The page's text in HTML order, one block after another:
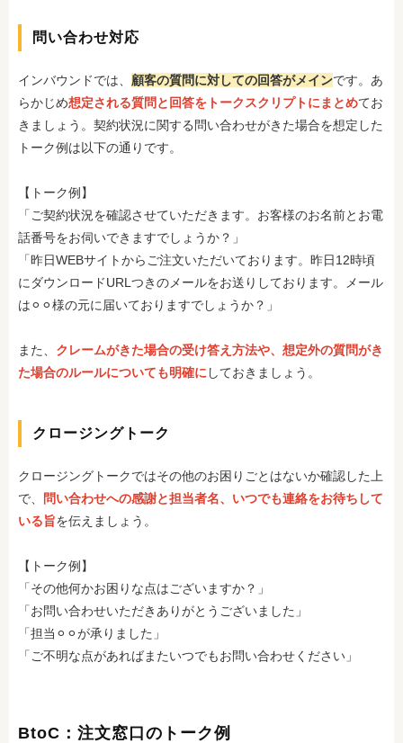
問い合わせ対応
インバウンドでは、 顧客の質問に対しての回答がメインです。あ
らかじめ想定される質問と回答をトークスクリプトにまとめてお
きましょう。契約状況に関する問い合わせがきた場合を想定した
トーク例は以下の通りです。
【トーク例】
「ご契約状況を確認させていただきます。お客様のお名前とお電
話番号をお伺いできますでしょうか？」
「昨日WEBサイトからご注文いただいております。昨日12時頃
にダウンロードURLつきのメールをお送りしております。メール
は⚪︎⚪︎様の元に届いておりますでしょうか？」
また、 クレームがきた場合の受け答え方法や、想定外の質問がき
た場合のルールについても明確に しておきましょう。
クロージングトーク
クロージングトークではその他のお困りごとはないか確認した上
で、
問い合わせへの感謝と担当者名、いつでも連絡をお待ちして
いる旨を伝えましょう。
【トーク例】
「その他何かお困りな点はございますか？」
「お問い合わせいただきありがとうございました」
「担当⚪︎⚪︎が承りました」
「ご不明な点があればまたいつでもお問い合わせください」
BtoC：注文窓口のトーク例